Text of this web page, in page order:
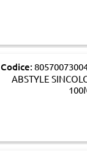
Codice:
ABSTYLE